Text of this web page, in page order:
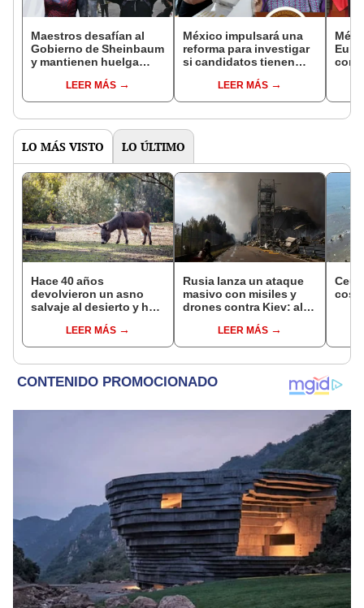
Maestros desafían al
Gobierno de Sheinbaum
y mantienen huelga
Mundial 2026 en México
LEER MÁS
México impulsará una
reforma para investigar
si candidatos tienen
organizado antes de las
elecciones
LEER MÁS
LO MÁS VISTO LO ÚLTIMO
Hace 40 años
devolvieron un asno
salvaje al desierto y hoy
reforestar el ecosistema
de forma natural
LEER MÁS
Rusia lanza un ataque
masivo con misiles y
drones contra Kiev: al
más de 50 heridos
LEER MÁS